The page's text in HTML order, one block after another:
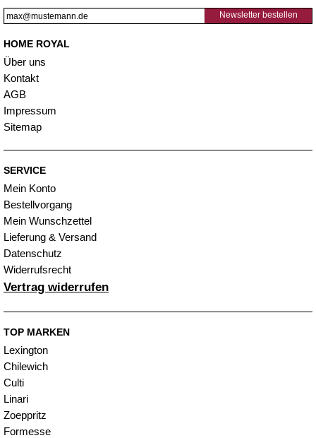
Newsletter bestellen
HOME ROYAL
Über uns
Kontakt
AGB
Impressum
Sitemap
SERVICE
Mein Konto
Bestellvorgang
Mein Wunschzettel
Lieferung & Versand
Datenschutz
Widerrufsrecht
Vertrag widerrufen
TOP MARKEN
Lexington
Chilewich
Culti
Linari
Zoeppritz
Formesse